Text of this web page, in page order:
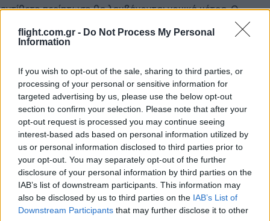
flight.com.gr - Do Not Process My Personal
Information
If you wish to opt-out of the sale, sharing to third parties, or
processing of your personal or sensitive information for
targeted advertising by us, please use the below opt-out
section to confirm your selection. Please note that after your
opt-out request is processed you may continue seeing
interest-based ads based on personal information utilized by
us or personal information disclosed to third parties prior to
your opt-out. You may separately opt-out of the further
disclosure of your personal information by third parties on the
IAB’s list of downstream participants. This information may
also be disclosed by us to third parties on the IAB’s List of
Downstream Participants that may further disclose it to other
αντίθετη περίπτωση θα λαμβάνονται νομικά μέτρα. Ο
ιστότοπος διατηρεί το δικαίωμα ελέγχου των σχολίων, τα
οποία εκφράζουν μόνο το συγγραφέα τους.